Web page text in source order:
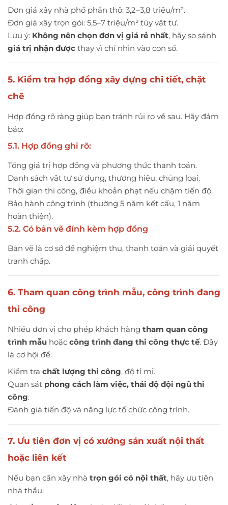
Đơn giá xây nhà phố phần thô: 3,2–3,8 triệu/m².
Đơn giá xây trọn gói: 5,5–7 triệu/m² tùy vật tư.
Lưu ý: Không nên chọn đơn vị giá rẻ nhất, hãy so sánh
giá trị nhận được thay vì chỉ nhìn vào con số.
5. Kiểm tra hợp đồng xây dựng chi tiết, chặt
chẽ
Hợp đồng rõ ràng giúp bạn tránh rủi ro về sau. Hãy đảm
bảo:
5.1. Hợp đồng ghi rõ:
Tổng giá trị hợp đồng và phương thức thanh toán.
Danh sách vật tư sử dụng, thương hiệu, chủng loại.
Thời gian thi công, điều khoản phạt nếu chậm tiến độ.
Bảo hành công trình (thường 5 năm kết cấu, 1 năm
hoàn thiện).
5.2. Có bản vẽ đính kèm hợp đồng
Bản vẽ là cơ sở để nghiệm thu, thanh toán và giải quyết
tranh chấp.
6. Tham quan công trình mẫu, công trình đang
thi công
Nhiều đơn vị cho phép khách hàng tham quan công
trình mẫu hoặc công trình đang thi công thực tế. Đây
là cơ hội để:
Kiểm tra chất lượng thi công, độ tỉ mỉ.
Quan sát phong cách làm việc, thái độ đội ngũ thi
công.
Đánh giá tiến độ và năng lực tổ chức công trình.
7. Ưu tiên đơn vị có xưởng sản xuất nội thất
hoặc liên kết
Nếu bạn cần xây nhà trọn gói có nội thất, hãy ưu tiên
nhà thầu: